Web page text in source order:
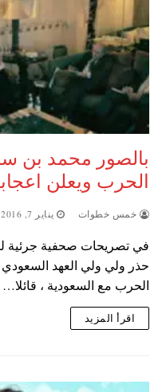
بالصور محمد بن
الحرب ويعلن
خمس خطوات يناير 7, 2016
في تصريحات صحفية جرئية
حذر ولي ولي العهد
الحرب مع السعودية ، قائلا…
اقرأ المزيد